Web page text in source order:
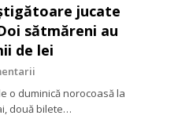
jucate
sătmăreni au
de lei
o duminică norocoasă la
două bilete…